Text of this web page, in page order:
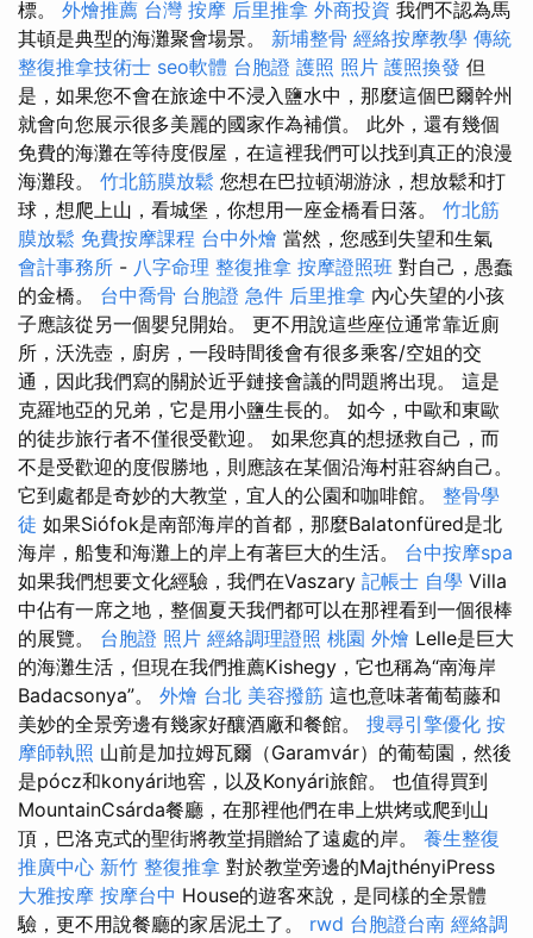
標。 外燴推薦 台灣 按摩 后里推拿 外商投資 我們不認為馬
其頓是典型的海灘聚會場景。 新埔整骨 經絡按摩教學 傳統
整復推拿技術士 seo軟體 台胞證 護照 照片 護照換發 但
是，如果您不會在旅途中不浸入鹽水中，那麼這個巴爾幹州
就會向您展示很多美麗的國家作為補償。 此外，還有幾個
免費的海灘在等待度假屋，在這裡我們可以找到真正的浪漫
海灘段。 竹北筋膜放鬆 您想在巴拉頓湖游泳，想放鬆和打
球，想爬上山，看城堡，你想用一座金橋看日落。 竹北筋
膜放鬆 免費按摩課程 台中外燴 當然，您感到失望和生氣
會計事務所 - 八字命理 整復推拿 按摩證照班 對自己，愚蠢
的金橋。 台中喬骨 台胞證 急件 后里推拿 內心失望的小孩
子應該從另一個嬰兒開始。 更不用說這些座位通常靠近廁
所，沃洗壺，廚房，一段時間後會有很多乘客/空姐的交
通，因此我們寫的關於近乎鏈接會議的問題將出現。 這是
克羅地亞的兄弟，它是用小鹽生長的。 如今，中歐和東歐
的徒步旅行者不僅很受歡迎。 如果您真的想拯救自己，而
不是受歡迎的度假勝地，則應該在某個沿海村莊容納自己。
它到處都是奇妙的大教堂，宜人的公園和咖啡館。 整骨學
徒 如果Siófok是南部海岸的首都，那麼Balatonfüred是北
海岸，船隻和海灘上的岸上有著巨大的生活。 台中按摩spa
如果我們想要文化經驗，我們在Vaszary 記帳士 自學 Villa
中佔有一席之地，整個夏天我們都可以在那裡看到一個很棒
的展覽。 台胞證 照片 經絡調理證照 桃園 外燴 Lelle是巨大
的海灘生活，但現在我們推薦Kishegy，它也稱為“南海岸
Badacsonya”。 外燴 台北 美容撥筋 這也意味著葡萄藤和
美妙的全景旁邊有幾家好釀酒廠和餐館。 搜尋引擎優化 按
摩師執照 山前是加拉姆瓦爾（Garamvár）的葡萄園，然後
是pócz和konyári地窖，以及Konyári旅館。 也值得買到
MountainCsárda餐廳，在那裡他們在串上烘烤或爬到山
頂，巴洛克式的聖街將教堂捐贈給了遠處的岸。 養生整復
推廣中心 新竹 整復推拿 對於教堂旁邊的MajthényiPress
大雅按摩 按摩台中 House的遊客來說，是同樣的全景體
驗，更不用說餐廳的家居泥土了。 rwd 台胞證台南 經絡調